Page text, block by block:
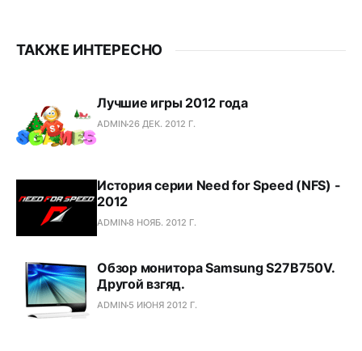
ТАКЖЕ ИНТЕРЕСНО
Лучшие игры 2012 года
ADMIN 26 ДЕК. 2012 Г.
История серии Need for Speed (NFS) -
2012
ADMIN8 НОЯБ. 2012 Г.
Обзор монитора Samsung S27B750V.
Другой взгяд.
ADMIN 5 ИЮНЯ 2012 Г.